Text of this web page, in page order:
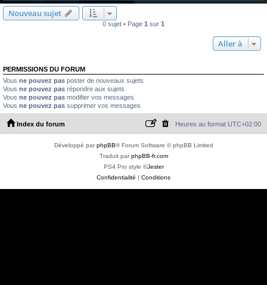
Nouveau sujet
0 sujet • Page 1 sur 1
Aller à
PERMISSIONS DU FORUM
Vous ne pouvez pas poster de nouveaux sujets
Vous ne pouvez pas répondre aux sujets
Vous ne pouvez pas modifier vos messages
Vous ne pouvez pas supprimer vos messages
Index du forum Heures au format UTC+02:00
Développé parphpBB® Forum Software © phpBB Limited
Traduit parphpBB-fr.com
PS4 Pro style ©Jester
Confidentialité | Conditions